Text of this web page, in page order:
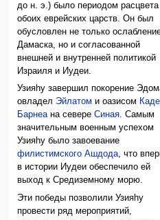
до н. э.) было периодом расцвета
обоих еврейских царств. Он был
обусловлен не только
Дамаска, но и согласованной
внешней и внутренней политикой
Израиля и Иудеи.
Узияhу завершил покорение
овладел Эйлатом и оазисом
Барнеана севереСиная. Самым
значительным военным успехом
Узияhу было завоевание
филистимского Ашдода, что
в истории Иудеи обеспечило ей
выход к Средиземному морю.
Эти победы позволили Узияhу
провести ряд мероприятий,